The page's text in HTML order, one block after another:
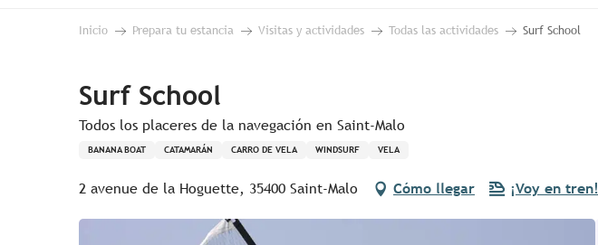
Inicio Prepara tu estancia Visitas y actividades Todas las actividades Surf School
Surf School
Todos los placeres de la navegación en Saint-Malo
BANANA BOAT CATAMARÁN CARRO DE VELA WINDSURF VELA
2 avenue de la Hoguette, 35400 Saint-Malo Cómo llegar ¡Voy en tren!